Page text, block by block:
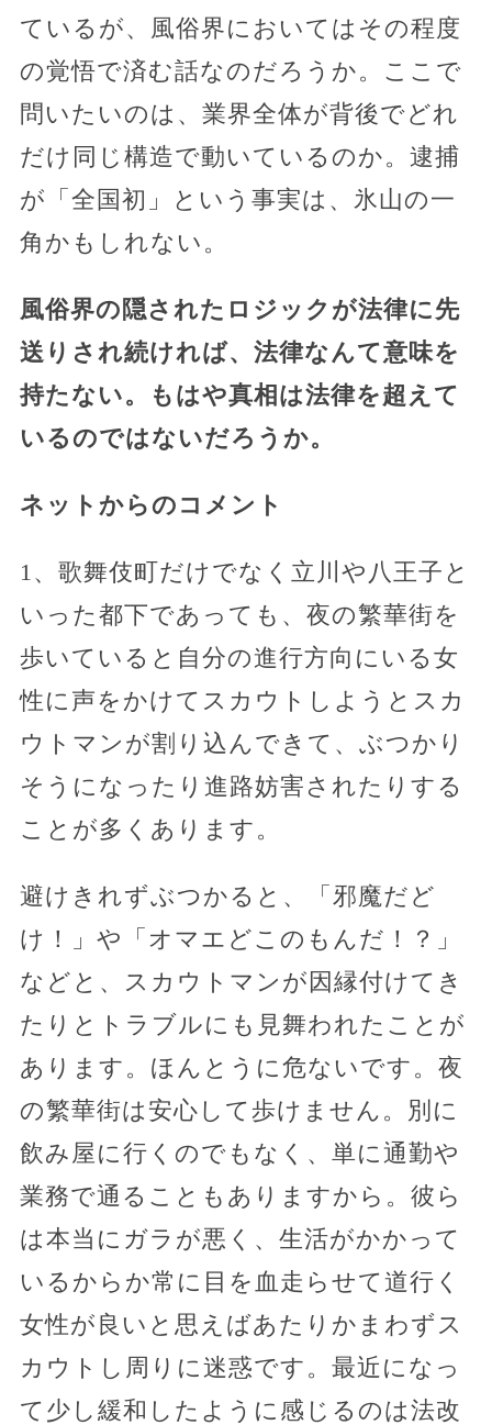
ているが、風俗界においてはその程度
の覚悟で済む話なのだろうか。ここで
問いたいのは、業界全体が背後でどれ
だけ同じ構造で動いているのか。逮捕
が「全国初」という事実は、氷山の一
角かもしれない。
風俗界の隠されたロジックが法律に先
送りされ続ければ、法律なんて意味を
持たない。もはや真相は法律を超えて
いるのではないだろうか。
ネットからのコメント
1、歌舞伎町だけでなく立川や八王子と
いった都下であっても、夜の繁華街を
歩いていると自分の進行方向にいる女
性に声をかけてスカウトしようとスカ
ウトマンが割り込んできて、ぶつかり
そうになったり進路妨害されたりする
ことが多くあります。
避けきれずぶつかると、「邪魔だど
け！」や「オマエどこのもんだ！？」
などと、スカウトマンが因縁付けてき
たりとトラブルにも見舞われたことが
あります。ほんとうに危ないです。夜
の繁華街は安心して歩けません。別に
飲み屋に行くのでもなく、単に通勤や
業務で通ることもありますから。彼ら
は本当にガラが悪く、生活がかかって
いるからか常に目を血走らせて道行く
女性が良いと思えばあたりかまわずス
カウトし周りに迷惑です。最近になっ
て少し緩和したように感じるのは法改